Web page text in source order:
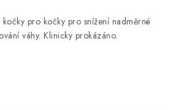
pro kočky pro snížení nadměrné
váhy. Klinicky prokázáno.